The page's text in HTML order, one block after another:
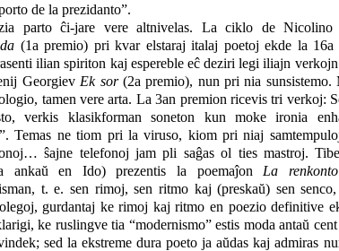
de la prezidanto”.
parto ĉi-jare vere altnivelas. La ciklo de Nicolino
(1a premio) pri kvar elstaraj italaj poetoj ekde la
ilian spiriton kaj espereble eĉ deziri legi iliajn
Georgiev Ek sor(2a premio), nun pri nia sunsistemo.
tamen vere arta. La 3an premion ricevis tri verkoj:
verkis klasikforman soneton kun moke ironia
Temas ne tiom pri la viruso, kiom pri niaj
ŝajne telefonoj jam pli saĝas ol ties mastroj.
ankaŭ en Ido) prezentis la poemaĵon La
t. e. sen rimoj, sen ritmo kaj (preskaŭ) sen
gurdantaj ke rimoj kaj ritmo en poezio definitive
ke ruslingve tia “modernismo” estis moda antaŭ
sed la ekstreme dura poeto ja aŭdas kaj admiras